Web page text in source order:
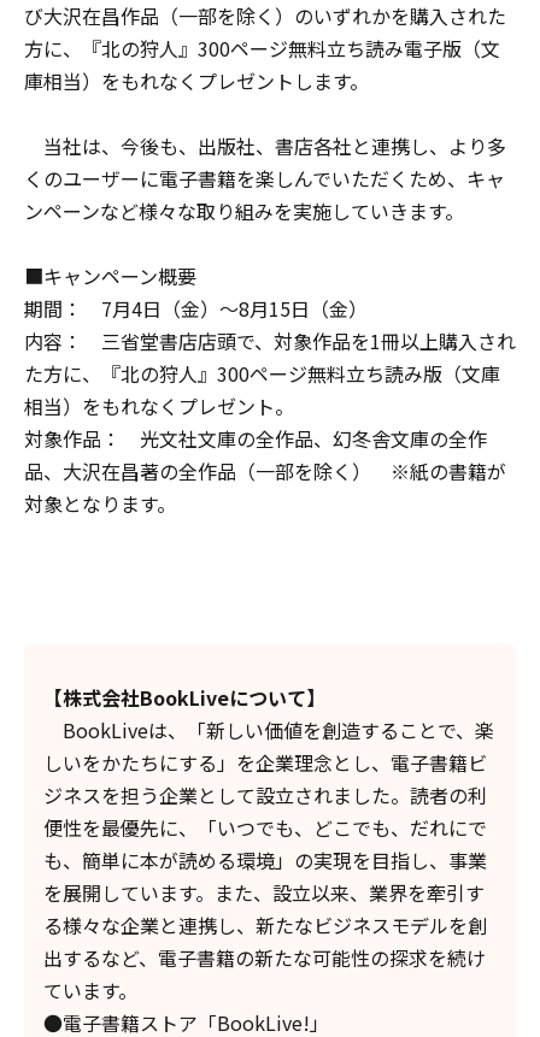
び大沢在昌作品（一部を除く）のいずれかを購入された
方に、『北の狩人』300ページ無料立ち読み電子版（文
庫相当）をもれなくプレゼントします。
当社は、今後も、出版社、書店各社と連携し、より多
くのユーザーに電子書籍を楽しんでいただくため、キャ
ンペーンなど様々な取り組みを実施していきます。
■キャンペーン概要
期間： 7月4日（金）～8月15日（金）
内容： 三省堂書店店頭で、対象作品を1冊以上購入され
た方に、『北の狩人』300ページ無料立ち読み版（文庫
相当）をもれなくプレゼント。
対象作品： 光文社文庫の全作品、幻冬舎文庫の全作
品、大沢在昌著の全作品（一部を除く） ※紙の書籍が
対象となります。
【株式会社BookLiveについて】
BookLiveは、「新しい価値を創造することで、楽
しいをかたちにする」を企業理念とし、電子書籍ビ
ジネスを担う企業として設立されました。読者の利
便性を最優先に、「いつでも、どこでも、だれにで
も、簡単に本が読める環境」の実現を目指し、事業
を展開しています。また、設立以来、業界を牽引す
る様々な企業と連携し、新たなビジネスモデルを創
出するなど、電子書籍の新たな可能性の探求を続け
ています。
●電子書籍ストア「BookLive!」